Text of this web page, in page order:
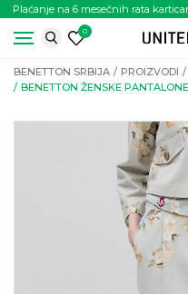
Plaćanje na 6 mesečnih rata
0
BENETTON SRBIJA PROIZVODI
BENETTON ŽENSKE PANTALONE